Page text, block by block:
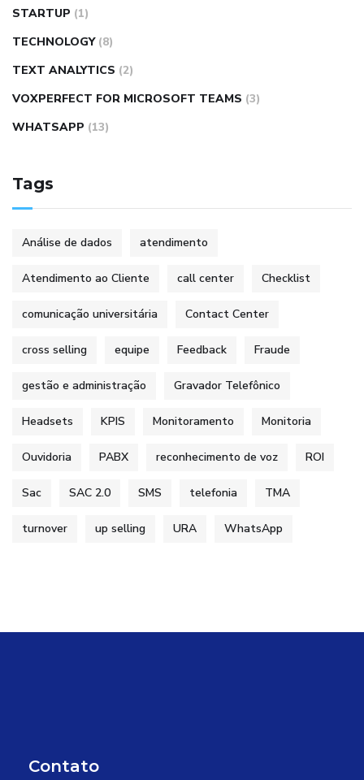
STARTUP (1)
TECHNOLOGY (8)
TEXT ANALYTICS (2)
VOXPERFECT FOR MICROSOFT TEAMS (3)
WHATSAPP (13)
Tags
Análise de dados atendimento
Atendimento ao Cliente call center Checklist
comunicação universitária Contact Center
cross selling equipe Feedback Fraude
gestão e administração Gravador Telefônico
Headsets KPIS Monitoramento Monitoria
Ouvidoria PABX reconhecimento de voz ROI
Sac SAC 2.0 SMS telefonia TMA
turnover up selling URA WhatsApp
Contato